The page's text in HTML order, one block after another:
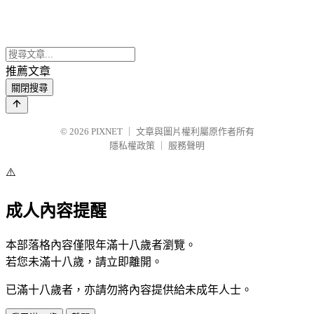
推薦文章
關閉搜尋
© 2026 PIXNET
文章與圖片權利屬原作者所有
隱私權政策
服務聲明
⚠️
成人內容提醒
本部落格內容僅限年滿十八歲者瀏覽。
若您未滿十八歲，請立即離開。
已滿十八歲者，亦請勿將內容提供給未成年人士。